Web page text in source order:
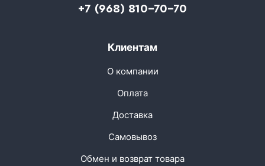
+7 (968) 810-70-70
Клиентам
О компании
Оплата
Доставка
Самовывоз
Обмен и возврат товара